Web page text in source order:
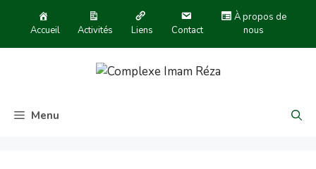
Accueil Activités Liens Contact
À propos de
nous
Menu